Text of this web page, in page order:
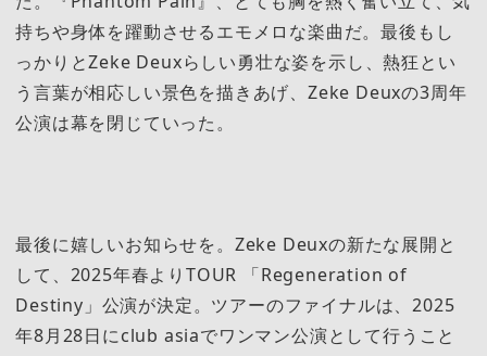
持ちや身体を躍動させるエモメロな楽曲だ。最後もし
っかりとZeke Deuxらしい勇壮な姿を示し、熱狂とい
う言葉が相応しい景色を描きあげ、Zeke Deuxの3周年
公演は幕を閉じていった。
最後に嬉しいお知らせを。Zeke Deuxの新たな展開と
して、2025年春よりTOUR 「Regeneration of
Destiny」公演が決定。ツアーのファイナルは、2025
年8月28日にclub asiaでワンマン公演として行うこと